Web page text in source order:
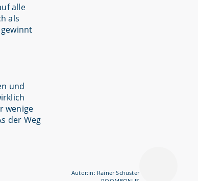
alle
als
und
wenige
der Weg
Autor:in: Rainer Schuster